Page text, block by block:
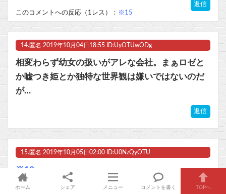
返信
このコメントへの反応（1レス）： ※15
14. 匿名 2019年10月04日18:55 ID:UyOTUwODg
相変わらず幼女の扱いがアレな会社。まぁロゼと
か嘘つき姫とか独特な世界観は嫌いではないのだ
が…
返信
15. 匿名 2019年10月05日02:00 ID:U0NzQyOTU
※13
extern付けてないんだから単なるプロトタイプ宣
ホーム シェア メニュー コメントを書く TOPへ